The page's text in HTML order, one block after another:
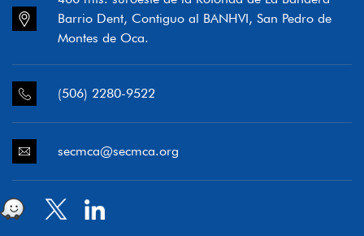
Barrio Dent, Contiguo al BANHVI, San Pedro de
Montes de Oca.
(506) 2280-9522
secmca@secmca.org